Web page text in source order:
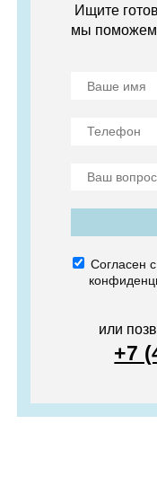
Ищите
мы поможем
Согласен
или
+7